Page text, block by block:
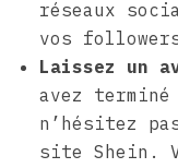
réseaux
vos
Laissez un
avez
n’hésitez
site Shein.